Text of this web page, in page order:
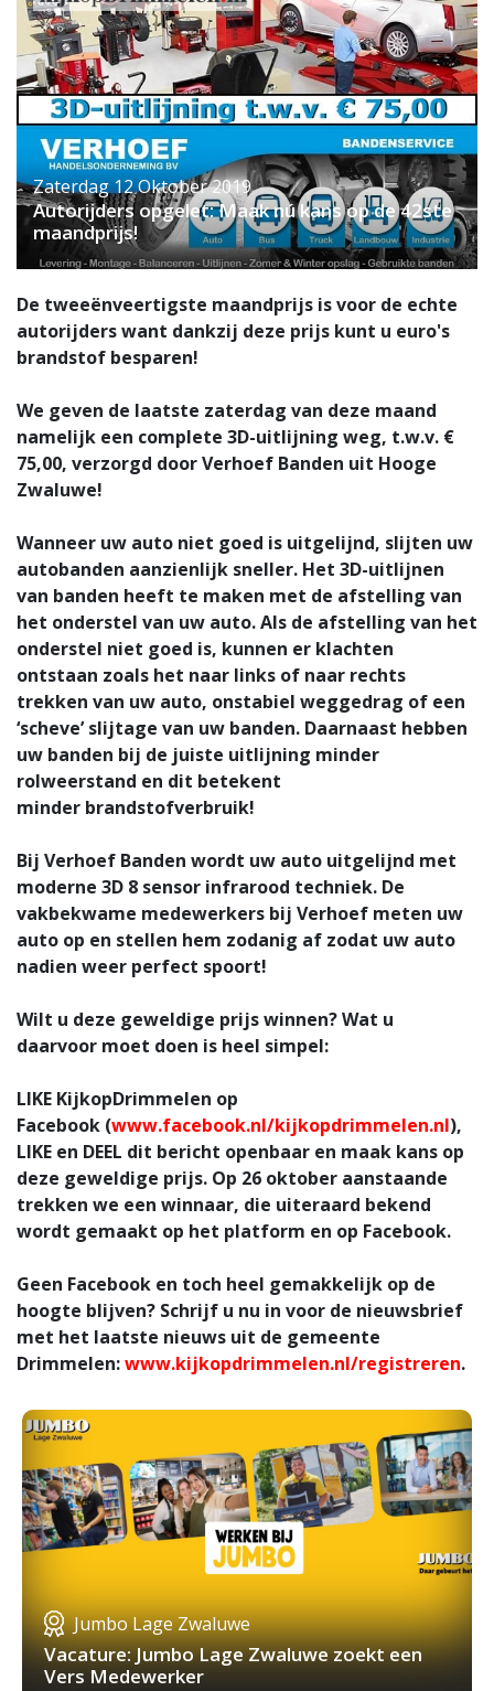
Zaterdag 12 Oktober 2019
Autorijders opgelet: Maak nú kans op de 42ste
maandprijs!
De tweeënveertigste maandprijs is voor de echte
autorijders want dankzij deze prijs kunt u euro's
brandstof besparen!
We geven de laatste zaterdag van deze maand
namelijk een complete 3D-uitlijning weg, t.w.v. €
75,00, verzorgd doorVerhoef Banden uit Hooge
Zwaluwe!
Wanneer uw auto niet goed is uitgelijnd, slijten uw
autobanden aanzienlijk sneller. Het 3D-uitlijnen
van banden heeft te maken met de afstelling van
het onderstel van uw auto. Als de afstelling van het
onderstel niet goed is, kunnen er klachten
ontstaan zoals het naar links of naar rechts
trekken van uw auto, onstabiel weggedrag of een
‘scheve’ slijtage van uw banden. Daarnaast hebben
uw banden bij de juiste uitlijning minder
rolweerstand en dit betekent
minder brandstofverbruik!
Bij Verhoef Banden wordt uw auto uitgelijnd met
moderne 3D 8 sensor infrarood techniek. De
vakbekwame medewerkers bij Verhoef meten uw
auto op en stellen hem zodanig af zodat uw auto
nadien weer perfect spoort!
Wilt u deze geweldige prijs winnen? Wat u
daarvoor moet doen is heel simpel:
LIKE KijkopDrimmelen op
Facebook (www.facebook.nl/kijkopdrimmelen.nl),
LIKE en DEEL dit bericht openbaar en maak kans op
deze geweldige prijs. Op 26 oktober aanstaande
trekken we een winnaar, die uiteraard bekend
wordt gemaakt op het platform en op Facebook.
Geen Facebook en toch heel gemakkelijk op de
hoogte blijven? Schrijf u nu in voor de nieuwsbrief
met het laatste nieuws uit de gemeente
Drimmelen:www.kijkopdrimmelen.nl/registreren.
Jumbo Lage Zwaluwe
Vacature: Jumbo Lage Zwaluwe zoekt een
Vers Medewerker